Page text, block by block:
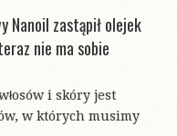
Nanoil zastąpił olejek
nie ma sobie
i skóry jest
w których musimy